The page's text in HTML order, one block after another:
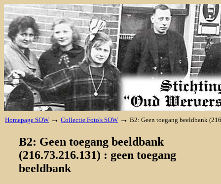
Homepage SOW → Collectie Foto's SOW → B2: Geen toegang beeldbank
B2: Geen toegang beeldbank
(216.73.216.131) : geen toegang
beeldbank